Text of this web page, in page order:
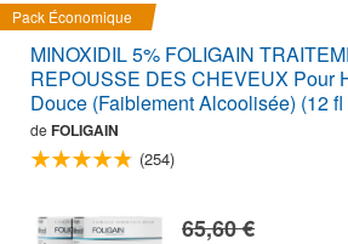
Pack Économique
MINOXIDIL 5% FOLIGAIN
REPOUSSE DES CHEVEUX Pour
Douce (Faiblement Alcoolisée) (12
d'Approvisionnement
de FOLIGAIN
(254)
65,60 €